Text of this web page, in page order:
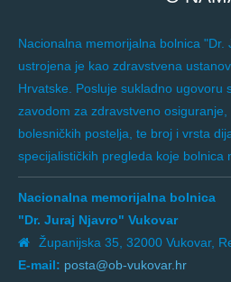
Nacionalna memorijalna bolnica "Dr.
ustrojena je kao zdravstvena
Hrvatske. Posluje sukladno ugovoru
zavodom za zdravstveno
bolesničkih postelja, te broj i vrsta
specijalističkih pregleda koje bolnica
Nacionalna memorijalna bolnica
"Dr. Juraj Njavro" Vukovar
Županijska 35, 32000 Vukovar,
E-mail: posta@ob-vukovar.hr